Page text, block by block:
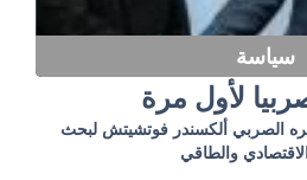
سياسة
لأول مرة
الصربي ألكسندر فوتشيتش لبحث
والطاقي